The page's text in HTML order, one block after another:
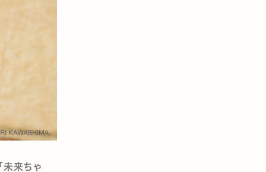
来ちゃ